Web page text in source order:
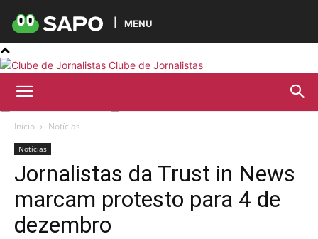
MENU
Clube de Jornalistas
Início Notícias
Notícias
Jornalistas da Trust in News
marcam protesto para 4 de
dezembro